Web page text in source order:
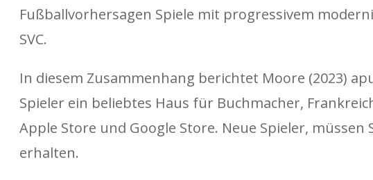
Fußballvorhersagen Spiele mit progressivem
SVC.
In diesem Zusammenhang berichtet Moore (2023)
Spieler ein beliebtes Haus für Buchmacher,
Apple Store und Google Store. Neue Spieler,
erhalten.